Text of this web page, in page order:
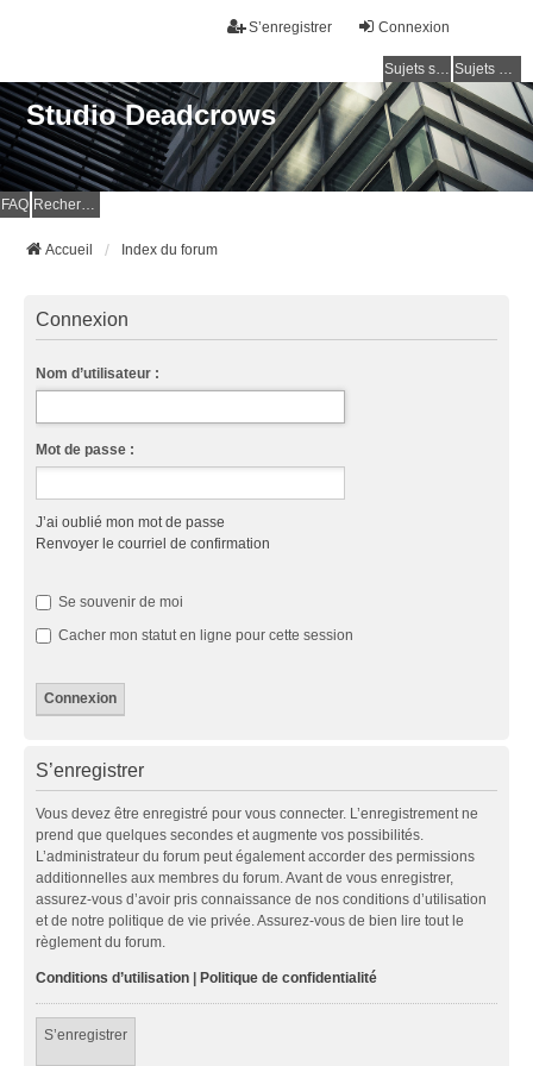
Connexion
S’enregistrer
Sujets sans réponse Sujets actifs
Studio Deadcrows
FAQ Rechercher
Accueil Index du forum
Connexion
Nom d’utilisateur :
Mot de passe :
J’ai oublié mon mot de passe
Renvoyer le courriel de confirmation
Se souvenir de moi
Cacher mon statut en ligne pour cette session
S’enregistrer
Vous devez être enregistré pour vous connecter. L’enregistrement ne
prend que quelques secondes et augmente vos possibilités.
L’administrateur du forum peut également accorder des permissions
additionnelles aux membres du forum. Avant de vous enregistrer,
assurez-vous d’avoir pris connaissance de nos conditions d’utilisation
et de notre politique de vie privée. Assurez-vous de bien lire tout le
règlement du forum.
Conditions d’utilisation | Politique de confidentialité
S’enregistrer